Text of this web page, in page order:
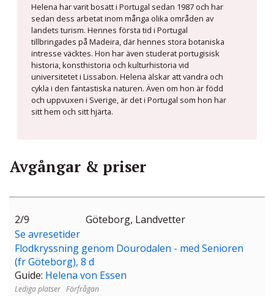
Helena har varit bosatt i Portugal sedan 1987 och har
sedan dess arbetat inom många olika områden av
landets turism. Hennes första tid i Portugal
tillbringades på Madeira, där hennes stora botaniska
intresse väcktes. Hon har även studerat portugisisk
historia, konsthistoria och kulturhistoria vid
universitetet i Lissabon. Helena älskar att vandra och
cykla i den fantastiska naturen. Även om hon är född
och uppvuxen i Sverige, är det i Portugal som hon har
sitt hem och sitt hjärta.
Avgångar & priser
2/9
Se avresetider
Göteborg, Landvetter
Flodkryssning genom Dourodalen - med Senioren
(fr Göteborg), 8 d
Guide: Helena von Essen
Förfrågan